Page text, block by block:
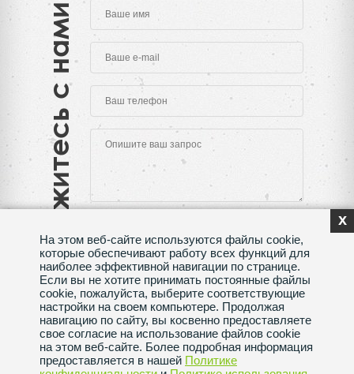
Свяжитесь с нами
Нажимая на кнопку "Отправить", Вы даете согласие
на обработку своихперсональных данных
Сделано в веб-студииSeoMAX
Политика конфиденциальности
x
На этом веб-сайте используются файлы cookie,
которые обеспечивают работу всех функций для
наиболее эффективной навигации по странице.
Если вы не хотите принимать постоянные файлы
cookie, пожалуйста, выберите соответствующие
настройки на своем компьютере. Продолжая
навигацию по сайту, вы косвенно предоставляете
свое согласие на использование файлов cookie
на этом веб-сайте. Более подробная информация
предоставляется в нашей Политике